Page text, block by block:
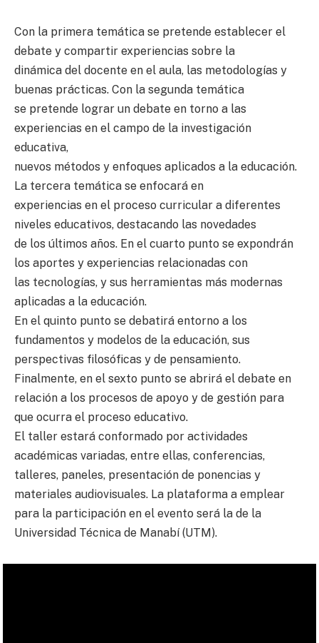
Con la primera temática se pretende establecer el
debate y compartir experiencias sobre la
dinámica del docente en el aula, las metodologías y
buenas prácticas. Con la segunda temática
se pretende lograr un debate en torno a las
experiencias en el campo de la investigación
educativa,
nuevos métodos y enfoques aplicados a la educación.
La tercera temática se enfocará en
experiencias en el proceso curricular a diferentes
niveles educativos, destacando las novedades
de los últimos años. En el cuarto punto se expondrán
los aportes y experiencias relacionadas con
las tecnologías, y sus herramientas más modernas
aplicadas a la educación.
En el quinto punto se debatirá entorno a los
fundamentos y modelos de la educación, sus
perspectivas filosóficas y de pensamiento.
Finalmente, en el sexto punto se abrirá el debate en
relación a los procesos de apoyo y de gestión para
que ocurra el proceso educativo.
El taller estará conformado por actividades
académicas variadas, entre ellas, conferencias,
talleres, paneles, presentación de ponencias y
materiales audiovisuales. La plataforma a emplear
para la participación en el evento será la de la
Universidad Técnica de Manabí (UTM).